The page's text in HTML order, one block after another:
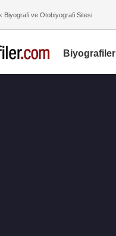
Biyografi ve Otobiyografi Sitesi
Biyografiler